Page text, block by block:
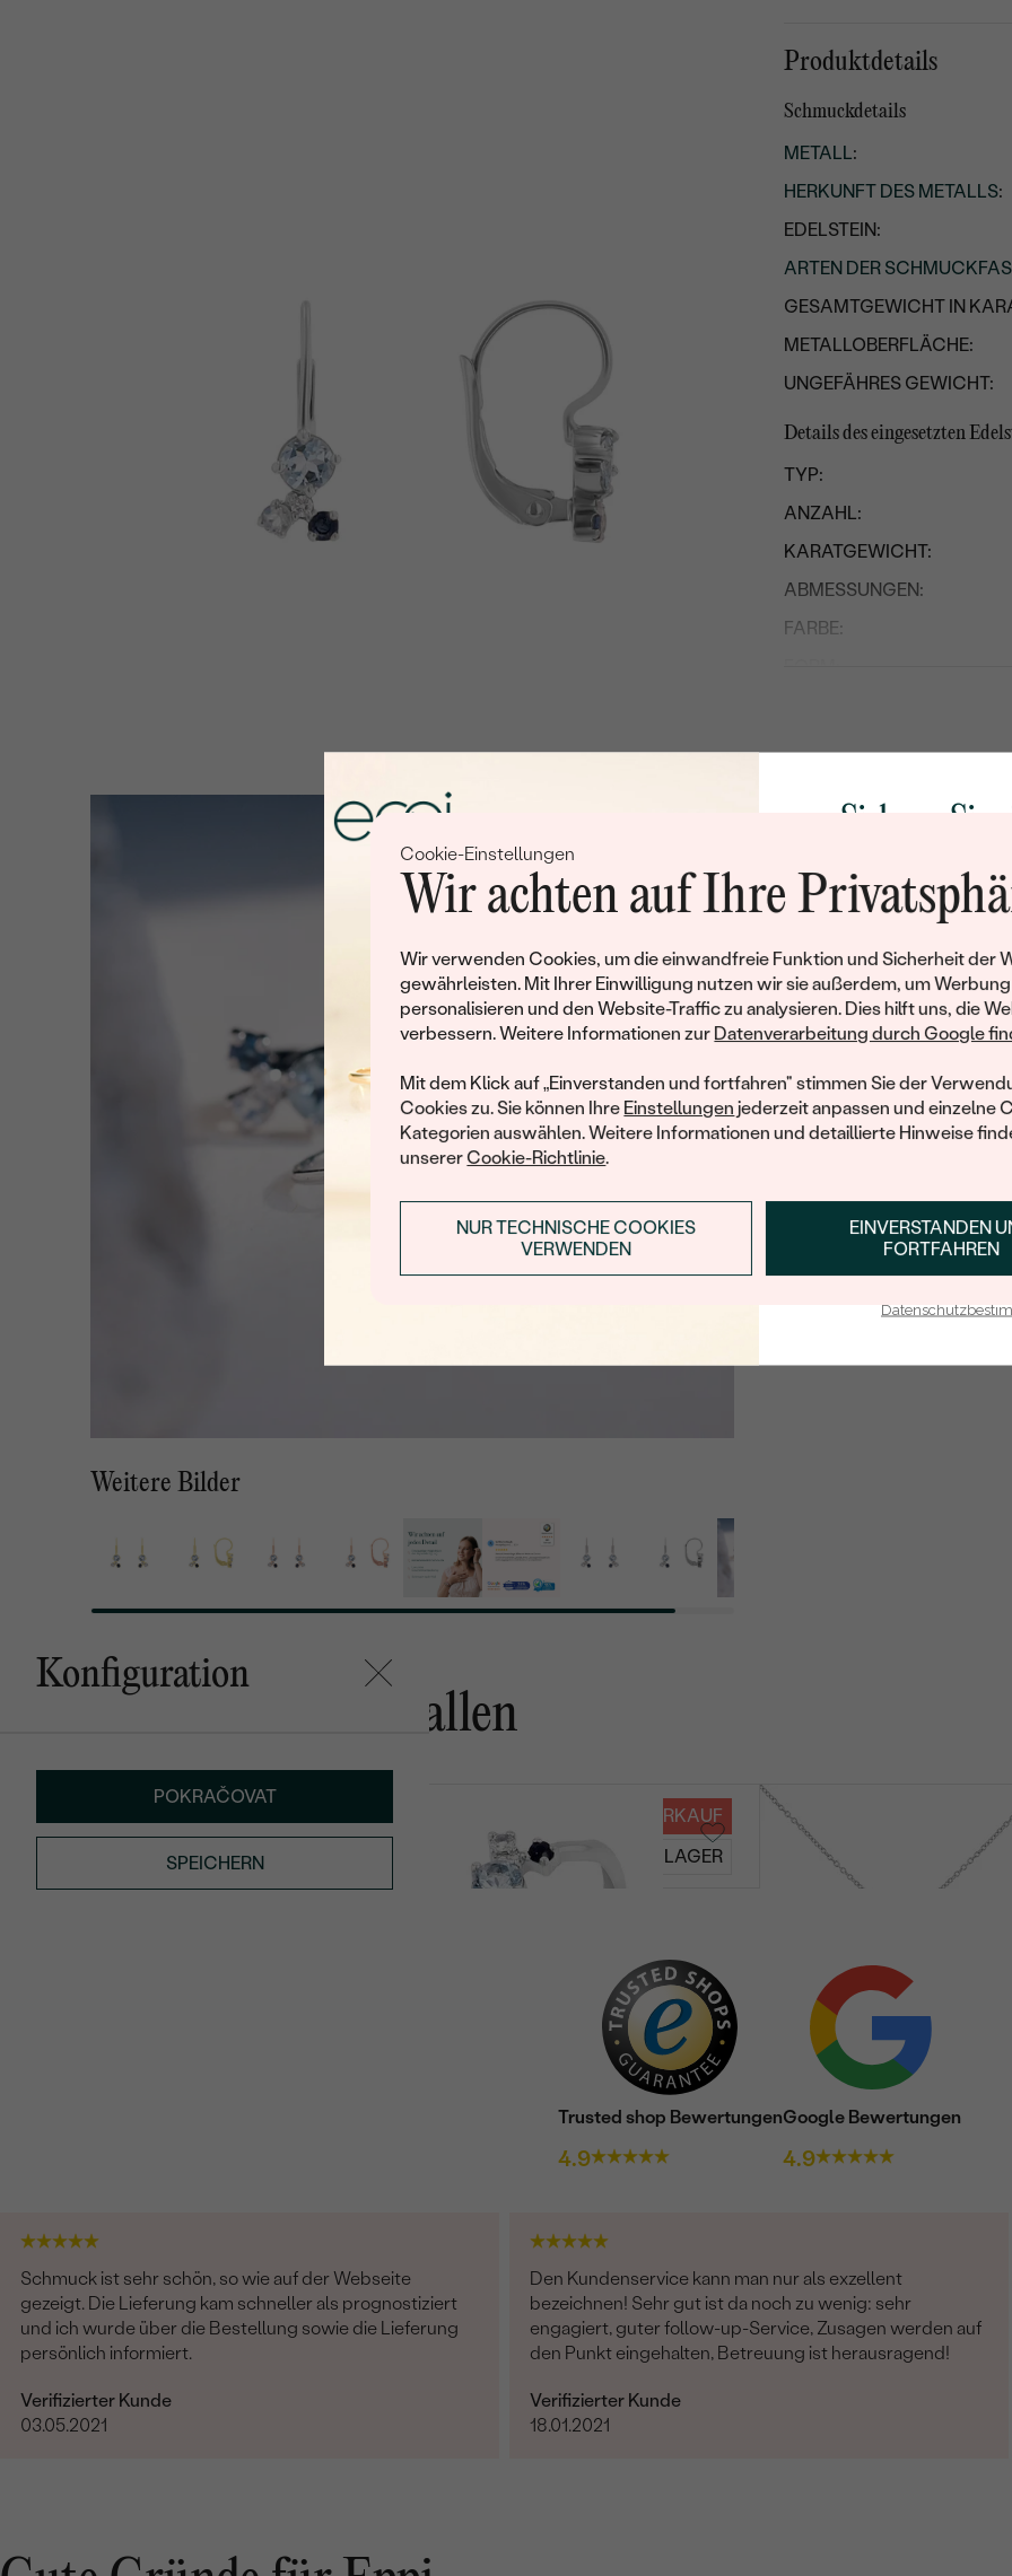
Cookie-Einstellungen
Wir achten auf Ihre
Wir verwenden Cookies, um die einwandfreie Funktion und Sicherheit der
gewährleisten. Mit Ihrer Einwilligung nutzen wir sie außerdem, um Werbung
personalisieren und den Website-Traffic zu analysieren. Dies hilft uns, die
verbessern. Weitere Informationen zur Datenverarbeitung durch Google
Mit dem Klick auf „Einverstanden und fortfahren" stimmen Sie der
Cookies zu. Sie können Ihre Einstellungen jederzeit anpassen und einzelne
Kategorien auswählen. Weitere Informationen und detaillierte Hinweise
unsererCookie-Richtlinie.
EINVERSTANDEN
FORTFAHREN
NUR TECHNISCHE COOKIES
VERWENDEN
Weitere Bilder
Produktdetails
Schmuckdetails
METALL:
HERKUNFT DES METALLS:
EDELSTEIN:
ARTEN DER
GESAMTGEWICHT IN
METALLOBERFLÄCHE:
UNGEFÄHRES GEWICHT:
Details des eingesetzten
TYP:
ANZAHL:
KARATGEWICHT:
ABMESSUNGEN:
FARBE:
Nebensteine
ABMESSUNGEN:
FORM:
FARBE:
HERKUNFT:
Nebensteine
TYP:
ANZAHL:
FARBE:
Konfiguration
POKRAČOVAT
SPEICHERN
Das könnte Ihnen gefallen
Kerrie
von € 859
VERKAUF
AUF LAGER
Millie
von € 759
Trusted shop Bewertungen
4.9
Google Bewertungen
4.9
Schmuck ist sehr schön, so wie auf der Webseite
gezeigt. Die Lieferung kam schneller als prognostiziert
und ich wurde über die Bestellung sowie die Lieferung
persönlich informiert.
Verifizierter Kunde
03.05.2021
Den Kundenservice kann man nur als exzellent
bezeichnen! Sehr gut ist da noch zu wenig: sehr
engagiert, guter follow-up-Service, Zusagen werden auf
den Punkt eingehalten, Betreuung ist herausragend!
Verifizierter Kunde
18.01.2021
Sichern Sie
Rabatt auf
Werden Sie Teil
und entdecken Sie die
gefertigten Schmucks
Ihren ersten
ANMELDEN &
E-Mail-Adresse je bei uns in